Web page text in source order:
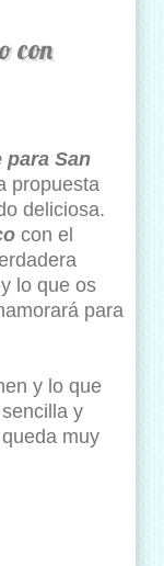
con
para San
propuesta
deliciosa.
con el
lo que os
para
y lo que
y
muy